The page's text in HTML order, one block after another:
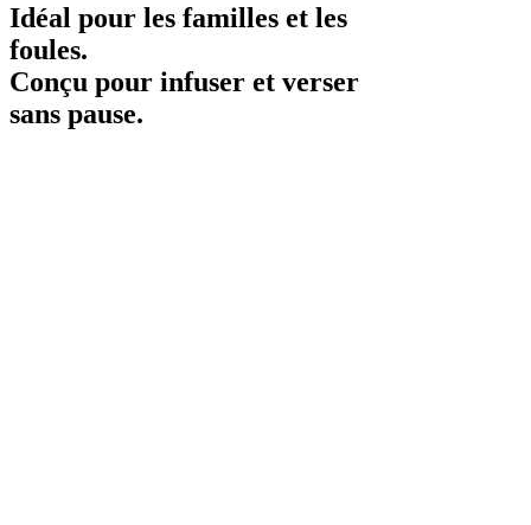
Idéal pour les familles et les
foules.
Conçu pour infuser et verser
sans pause.